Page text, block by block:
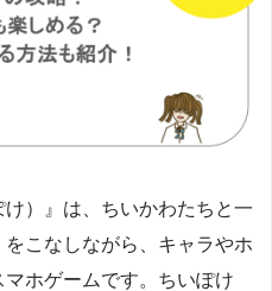
け）』は、ちいかわたちと一
こなしながら、キャラやホ
ホゲームです。ちいぽけ